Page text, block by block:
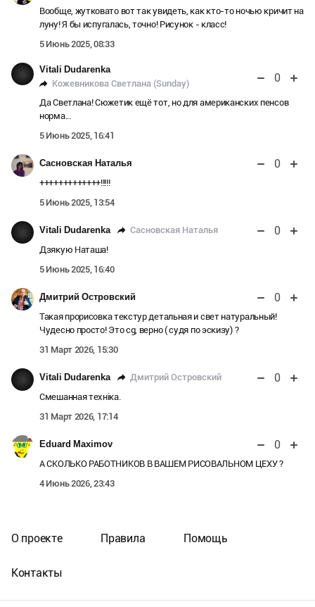
Вообще, жутковато вот так увидеть, как кто-то ночью кричит на
луну! Я бы испугалась, точно! Рисунок - класс!
5 Июнь 2025, 08:33
Vitali Dudarenka
Кожевникова Светлана (Sunday)
0
Да Светлана! Сюжетик ещё тот, но для американских пенсов
норма...
5 Июнь 2025, 16:41
Сасновская Наталья 0
+++++++++++++!!!!!
5 Июнь 2025, 13:54
Vitali Dudarenka Сасновская Наталья 0
Дзякую Наташа!
5 Июнь 2025, 16:40
Дмитрий Островский 0
Такая прорисовка текстур детальная и свет натуральный!
Чудесно просто! Это cg, верно ( судя по эскизу) ?
31 Март 2026, 15:30
Vitali Dudarenka Дмитрий Островский 0
Смешанная техніка.
31 Март 2026, 17:14
Eduard Maximov 0
А СКОЛЬКО РАБОТНИКОВ В ВАШЕМ РИСОВАЛЬНОМ ЦЕХУ ?
4 Июнь 2026, 23:43
О проекте Правила Помощь
Контакты